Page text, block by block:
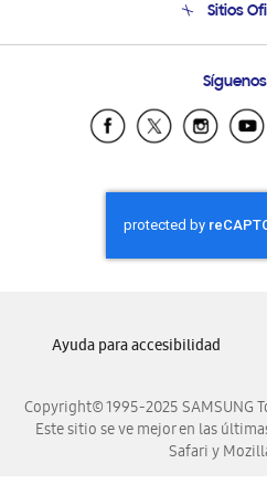
Condiciones
Soporte
Sitios
Samsung
Samsung El
Samsung
Samsung
Samsung
Samsung
Copyright© 1995-2025 SAMSUNG
Este sitio se ve mejor en las
Safari y
Ayuda para accesibilidad